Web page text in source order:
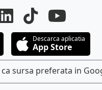
Descarca aplicatia
App Store
ca sursa preferata in